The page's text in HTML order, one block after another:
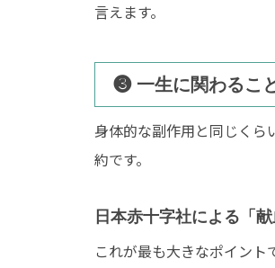
言えます。
❸ 一生に関わるこ
身体的な副作用と同じく
約です。
日本赤十字社による「献
これが最も大きなポイン